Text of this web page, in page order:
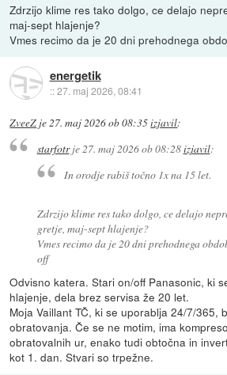
Zdrzijo klime res tako dolgo, ce delajo
maj-sept hlajenje?
Vmes recimo da je 20 dni prehodnega
energetik
::27. maj 2026, 08:41
ZveeZ je27. maj 2026 ob 08:35izjavil:
starfotrje27. maj 2026 ob 08:28izjavil:
In orodje rabiš točno 1x na 15 let.
Zdrzijo klime res tako dolgo, ce delajo
gretje, maj-sept hlajenje?
Vmes recimo da je 20 dni prehodnega
off
Odvisno katera. Stari on/off Panasonic, ki
hlajenje, dela brez servisa že 20 let.
Moja Vaillant TČ, ki se uporablja 24/7/365,
obratovanja. Če se ne motim, ima
obratovalnih ur, enako tudi obtočna in
kot 1. dan. Stvari so trpežne.